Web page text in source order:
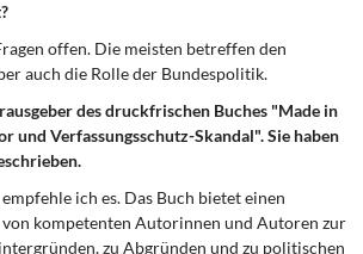
offen. Die meisten betreffen den
auch die Rolle der Bundespolitik.
des druckfrischen Buches "Made in
und Verfassungsschutz-Skandal". Sie haben
ich es. Das Buch bietet einen
kompetenten Autorinnen und Autoren zur
zu Abgründen und zu politischen